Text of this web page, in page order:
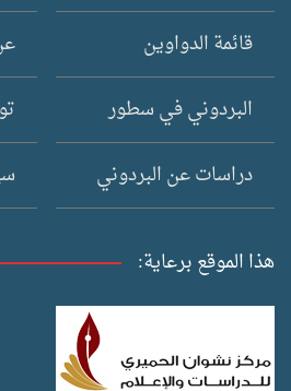
قائمة الدواوين
البردوني في سطور
دراسات عن البردوني
هذا الموقع برعاية: